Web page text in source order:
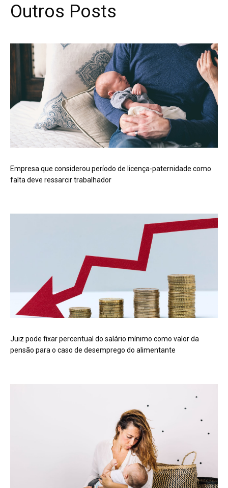
Outros Posts
Empresa que considerou período de licença-paternidade como
falta deve ressarcir trabalhador
Juiz pode fixar percentual do salário mínimo como valor da
pensão para o caso de desemprego do alimentante